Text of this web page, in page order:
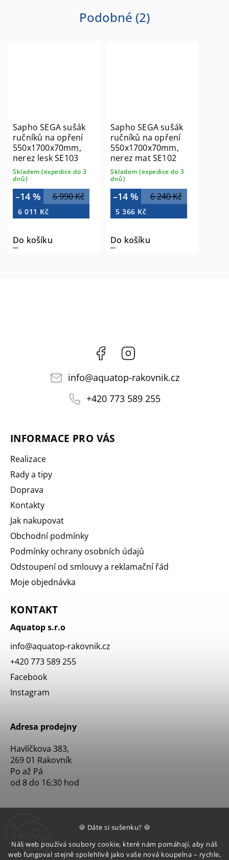
🍪 Dáte si sušenku? 🍪
Náš web používá soubory cookie, které nám pomáhají, aby náš
web fungoval stejně spolehlivě jako vaše nová koupelna – rychle,
Podobné (2)
Sapho SEGA sušák
ručníků na opření
550x1700x70mm,
nerez lesk SE103
Skladem (expedice do 3
dnů)
6 990 Kč
–14 %
6 011 Kč
Do košíku
Sapho SEGA sušák
ručníků na opření
550x1700x70mm,
nerez mat SE102
Skladem (expedice do 3
dnů)
6 240 Kč
–14 %
5 366 Kč
Do košíku
Facebook
info@aquatop-rakovnik.cz
+420 773 589 255
INFORMACE PRO VÁS
Realizace
Rady a tipy
Doprava
Kontakty
Jak nakupovat
Obchodní podmínky
Podmínky ochrany osobních údajů
Odstoupení od smlouvy a reklamační řád
Moje objednávka
KONTAKT
Aquatop s.r.o
info@aquatop-rakovnik.cz
+420 773 589 255
Facebook
Instagram
Adresa prodejny
Havlíčkova 383,
269 01 Rakovník
Po až Pá
od 8 do 16:30 hod